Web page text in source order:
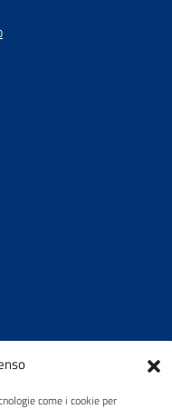
come i cookie per